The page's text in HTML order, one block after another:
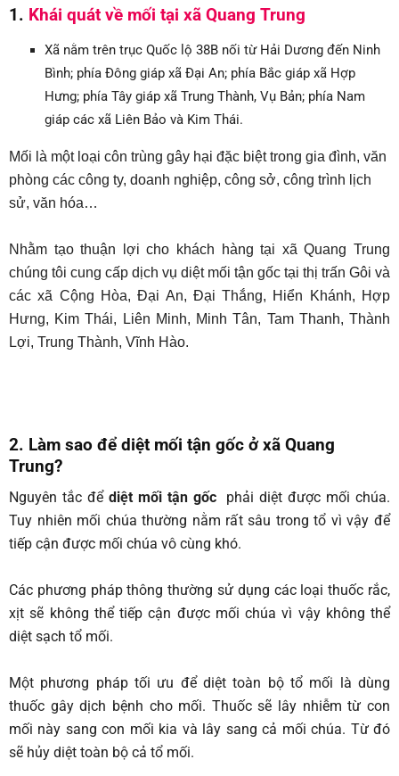
1. Khái quát về mối tại xã Quang Trung
Xã nằm trên trục Quốc lộ 38B nối từ Hải Dương đến Ninh
Bình; phía Đông giáp xã Đại An; phía Bắc giáp xã Hợp
Hưng; phía Tây giáp xã Trung Thành, Vụ Bản; phía Nam
giáp các xã Liên Bảo và Kim Thái.
Mối là một loại côn trùng gây hại đặc biệt trong gia đình, văn
phòng các công ty, doanh nghiệp, công sở, công trình lịch
sử, văn hóa…
Nhằm tạo thuận lợi cho khách hàng tại xã Quang Trung
chúng tôi cung cấp dịch vụ diệt mối tận gốc tại thị trấn Gôi và
các xã Cộng Hòa, Đại An, Đại Thắng, Hiển Khánh, Hợp
Hưng, Kim Thái, Liên Minh, Minh Tân, Tam Thanh, Thành
Lợi, Trung Thành, Vĩnh Hào.
2. Làm sao để diệt mối tận gốc ở xã Quang
Trung?
Nguyên tắc để diệt mối tận gốc
phải diệt được mối chúa.
Tuy nhiên mối chúa thường nằm rất sâu trong tổ vì vậy để
tiếp cận được mối chúa vô cùng khó.
Các phương pháp thông thường sử dụng các loại thuốc rắc,
xịt sẽ không thể tiếp cận được mối chúa vì vậy không thể
diệt sạch tổ mối.
Một phương pháp tối ưu để diệt toàn bộ tổ mối là dùng
thuốc gây dịch bệnh cho mối. Thuốc sẽ lây nhiễm từ con
mối này sang con mối kia và lây sang cả mối chúa. Từ đó
sẽ hủy diệt toàn bộ cả tổ mối.